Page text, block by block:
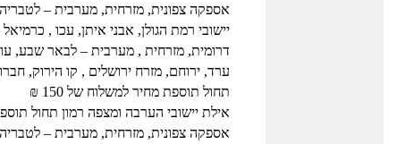
אספקה צפונית, מזרחית, מערבית –
יישובי רמת הגולן, אבני איתן, עכו ,
דרומית, מזרחית , מערבית – לבאר שבע,
ערד, ירוחם, מזרח ירושלים , קו הירוק,
תחול תוספת מחיר למשלוח של 150 ₪
אילת יישובי הערבה ומצפה רמון תחול תוספת
אספקה צפונית, מזרחית, מערבית – לטבריה